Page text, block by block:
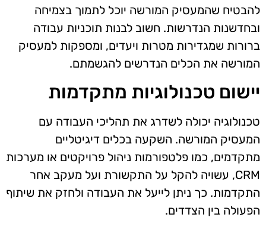
להבטיח שהמעסיק המורשה יוכל לתמוך בצמיחה
ובחדשנות הנדרשות. חשוב לבנות תוכניות עבודה
ברורות שמגדירות מטרות ויעדים, ומספקות למעסיק
המורשה את הכלים הנדרשים להגשמתם.
יישום טכנולוגיות מתקדמות
טכנולוגיה יכולה לשדרג את תהליכי העבודה עם
המעסיק המורשה. השקעה בכלים דיגיטליים
מתקדמים, כמו פלטפורמות ניהול פרויקטים או מערכות
CRM, עשויה להקל על התקשורת ועל מעקב אחר
התקדמות. כך ניתן לייעל את העבודה ולחזק את שיתוף
הפעולה בין הצדדים.